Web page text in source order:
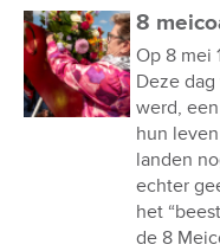
8
Op 8 mei
Deze
werd,
hun
landen
echter
het
de 8